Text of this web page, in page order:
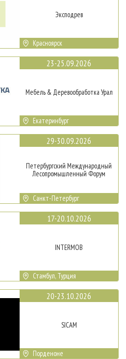
Эксподрев
Красноярск
23-25.09.2026
Мебель & Деревообработка Урал
Екатеринбург
29-30.09.2026
Петербургский Международный
Лесопромышленный Форум
Санкт-Петербург
17-20.10.2026
INTERMOB
Стамбул, Турция
20-23.10.2026
SICAM
Порденоне